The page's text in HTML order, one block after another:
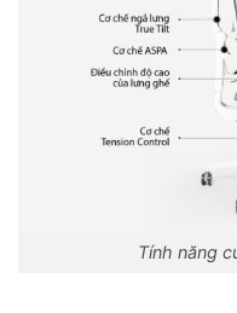
Tính năng